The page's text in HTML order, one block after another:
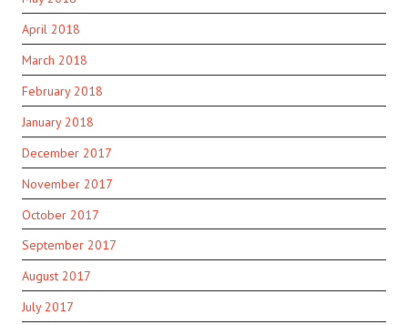
April 2018
March 2018
February 2018
January 2018
December 2017
November 2017
October 2017
September 2017
August 2017
July 2017